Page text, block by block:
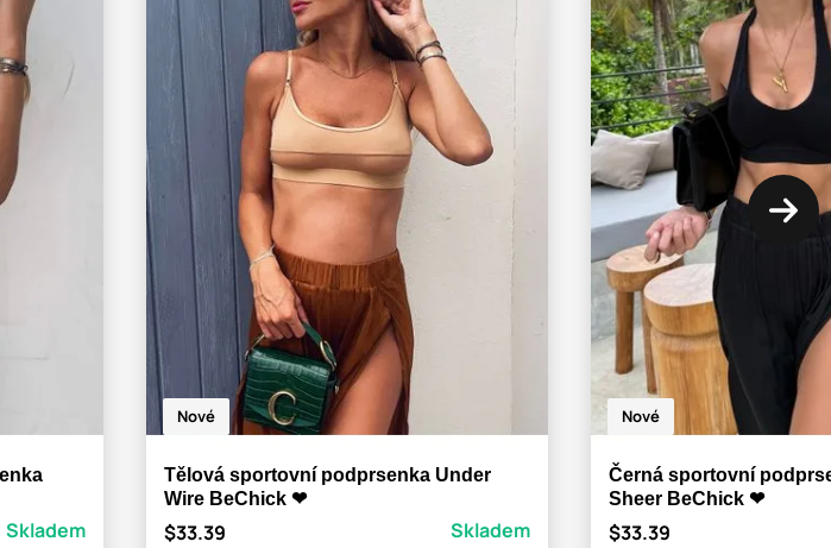
Skladem
Nové
Tělová sportovní podprsenka Under
Wire BeChick ❤
$33.39 Skladem
Nové
Černá sportovní
Sheer BeChick ❤
$33.39